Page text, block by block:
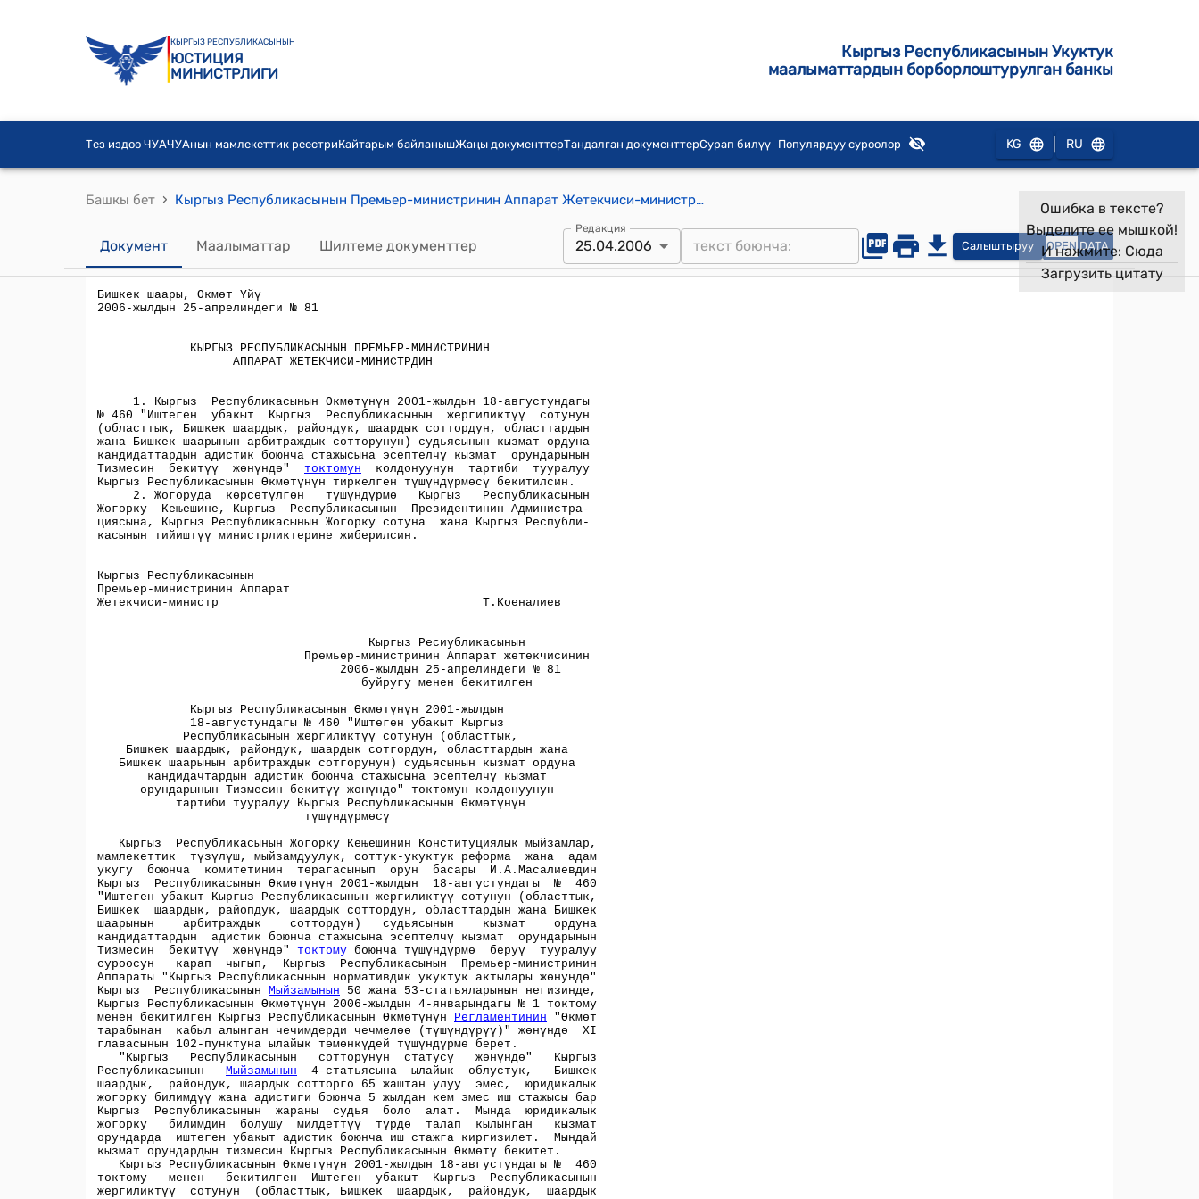
КЫРГЫЗ РЕСПУБЛИКАСЫНЫН
ЮСТИЦИЯ
МИНИСТРЛИГИ
Кыргыз Республикасынын Укуктук
маалыматтардын борборлоштурулган банкы
Тез издөө ЧУАЧУАнын мамлекеттик реестриКайтарым байланышЖаңы документтерТандалган документтерСурап билүү Популярдуу суроолор KG RU
Башкы бет › Кыргыз Республикасынын Премьер-министринин Аппарат Жетекчиси-министрдин 2006-жылдын 25-апрелиндеги № 81 буйругу
Документ Маалыматтар Шилтеме документтер
Редакция
25.04.2006 Салыштыруу OPEN DATA
Ошибка в тексте?
Выделите ее мышкой!
И нажмите: Сюда
Загрузить цитату